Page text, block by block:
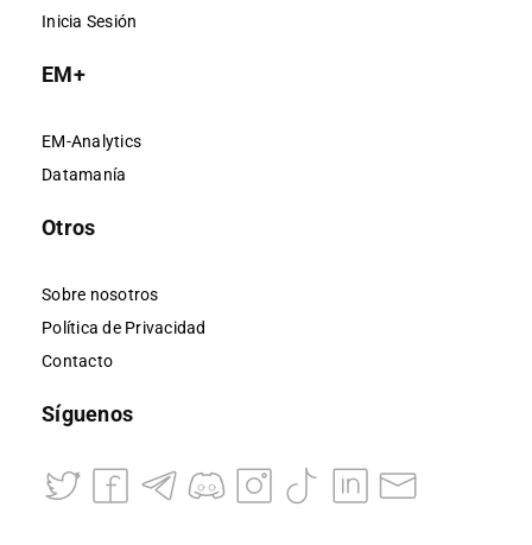
Inicia Sesión
EM+
EM-Analytics
Datamanía
Otros
Sobre nosotros
Política de Privacidad
Contacto
Síguenos